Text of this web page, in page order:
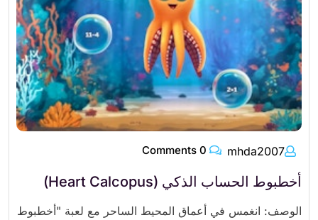
mhda2007
أخطبوط الحساب الذكي (Heart Calcopus)
الوصف: انغمس في أعماق المحيط الساحر مع لعبة "أخطبوط